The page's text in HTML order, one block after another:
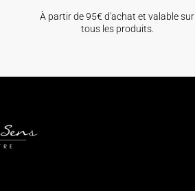
À partir de 95€ d'achat et valable sur
tous les produits.